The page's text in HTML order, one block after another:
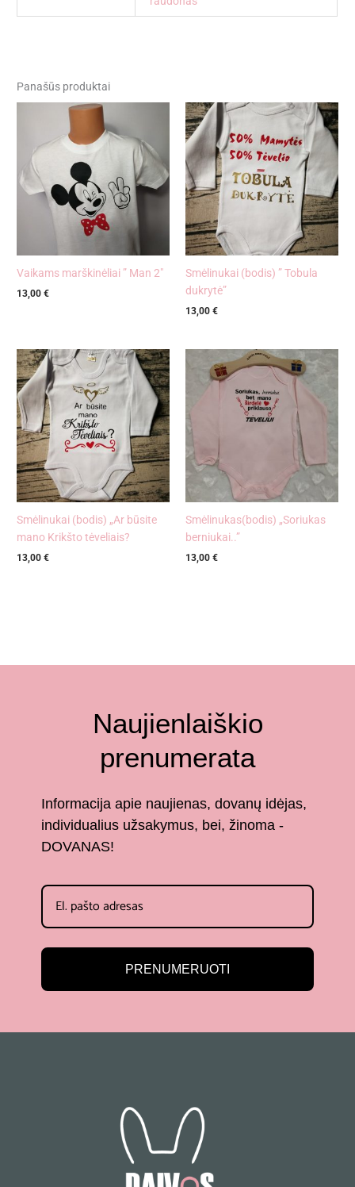
Panašūs produktai
Vaikams marškinėliai ” Man 2″
13,00€
Smėlinukai (bodis) ” Tobula
dukrytė”
13,00 €
Smėlinukai (bodis) „Ar būsite
mano Krikšto tėveliais?
13,00€
Smėlinukas(bodis) „Soriukas
berniukai..”
13,00 €
Naujienlaiškio
prenumerata
Informacija apie naujienas, dovanų idėjas,
individualius užsakymus, bei, žinoma -
DOVANAS!
PRENUMERUOTI